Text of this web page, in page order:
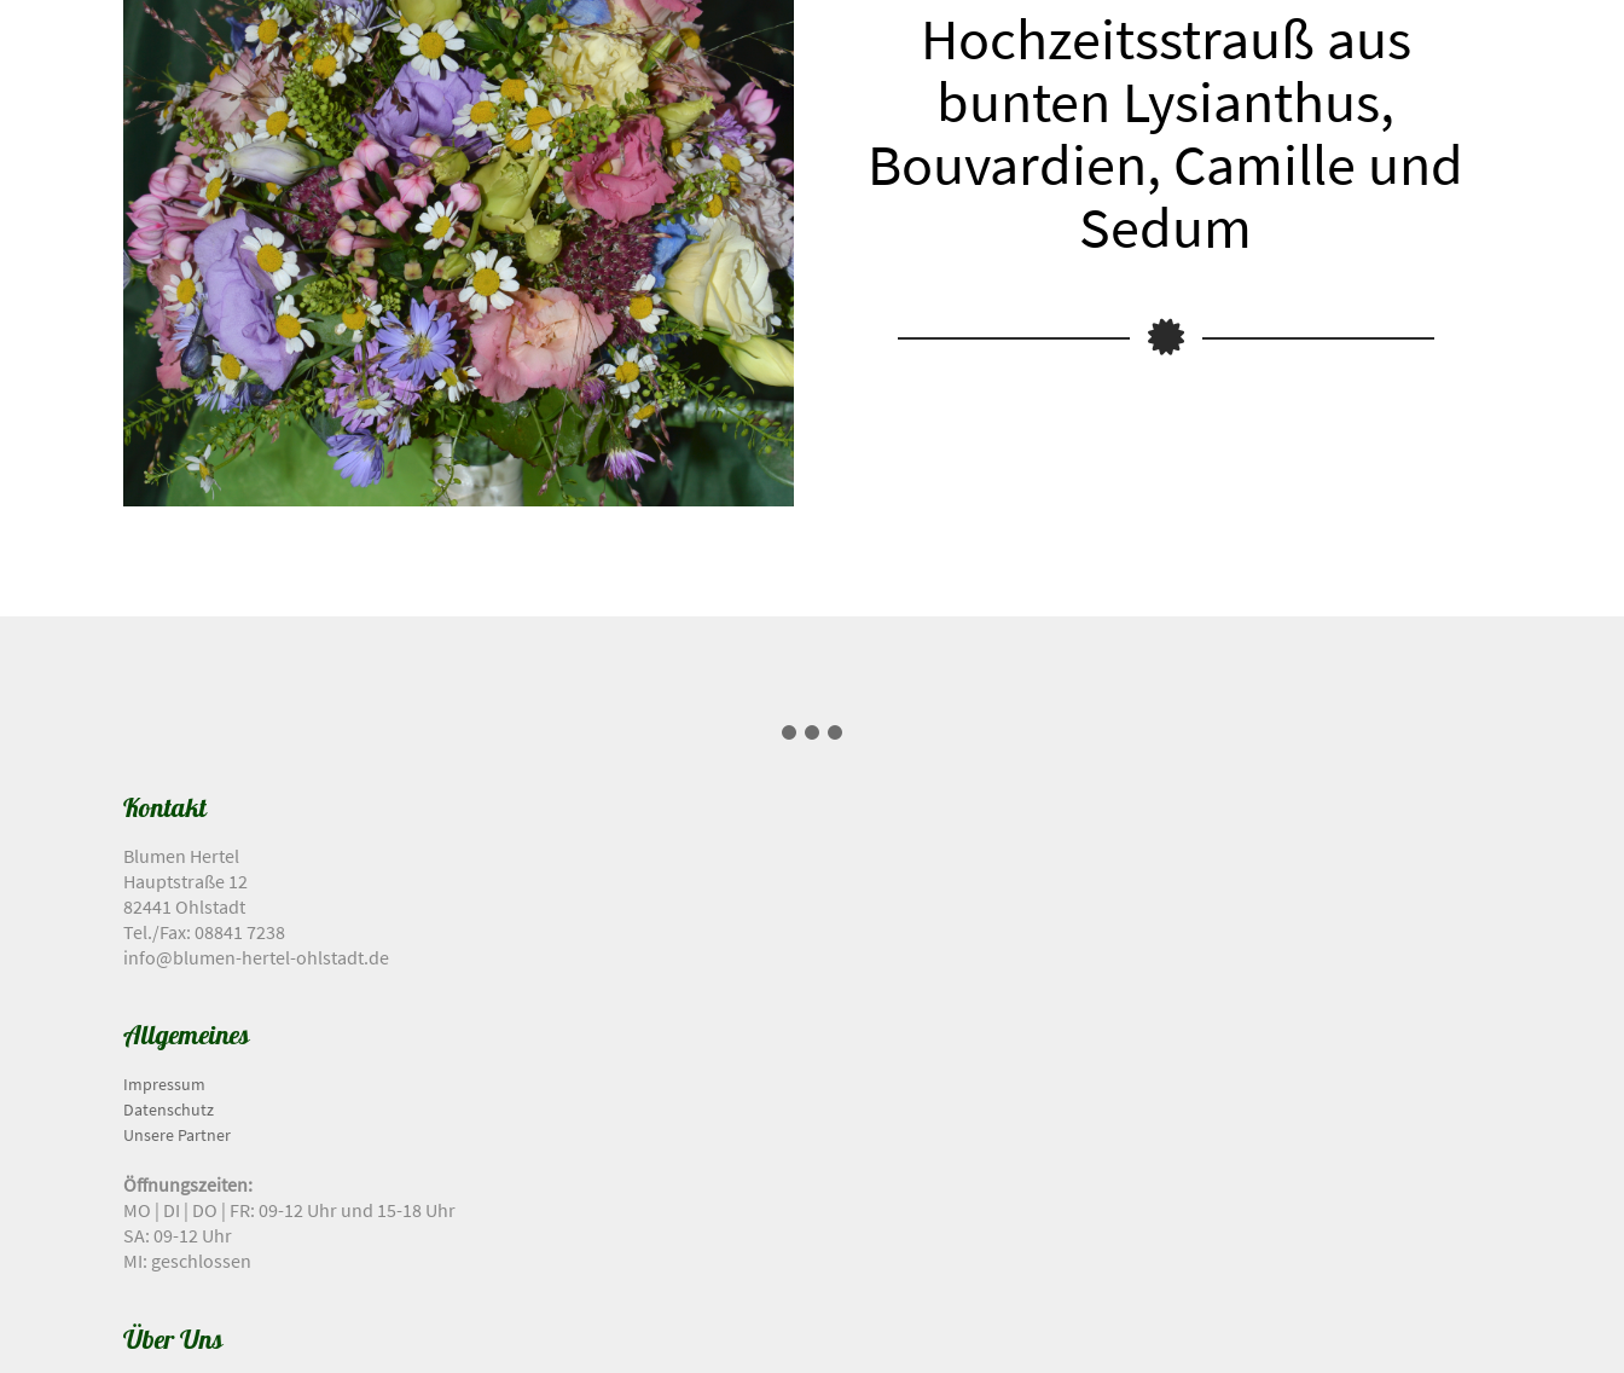
Hochzeitsstrauß aus
bunten Lysianthus,
Bouvardien, Camille und
Sedum
Kontakt
Blumen Hertel
Hauptstraße 12
82441 Ohlstadt
Tel./Fax: 08841 7238
info@blumen-hertel-ohlstadt.de
Allgemeines
Impressum
Datenschutz
Unsere Partner
Öffnungszeiten:
MO | DI | DO | FR: 09-12 Uhr und 15-18 Uhr
SA: 09-12 Uhr
MI: geschlossen
Über Uns